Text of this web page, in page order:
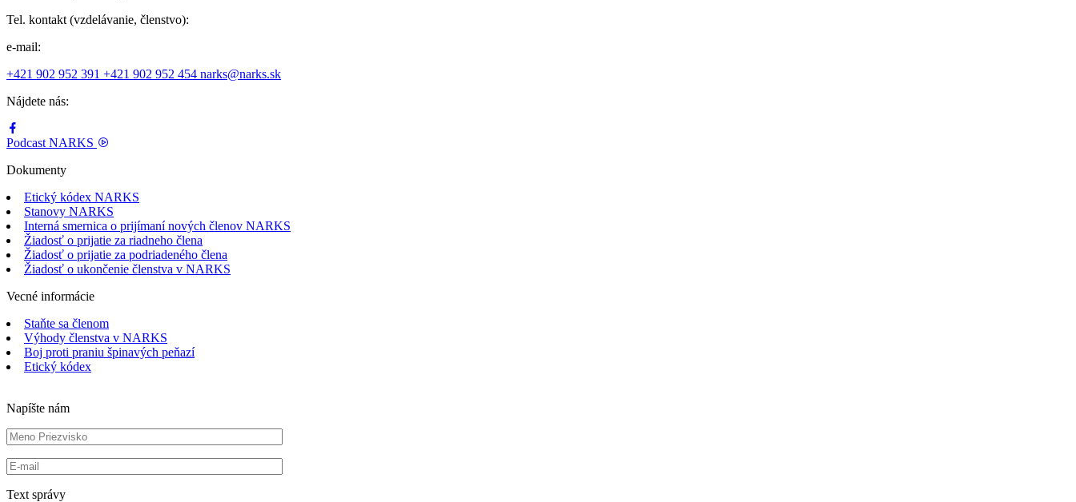
Tel. kontakt (vzdelávanie, členstvo):
e-mail:
+421 902 952 391 +421 902 952 454 narks@narks.sk
Nájdete nás:
Podcast NARKS
Dokumenty
Etický kódex NARKS
Stanovy NARKS
Interná smernica o prijímaní nových členov NARKS
Žiadosť o prijatie za riadneho člena
Žiadosť o prijatie za podriadeného člena
Žiadosť o ukončenie členstva v NARKS
Vecné informácie
Staňte sa členom
Výhody členstva v NARKS
Boj proti praniu špinavých peňazí
Etický kódex
Napíšte nám
Text správy